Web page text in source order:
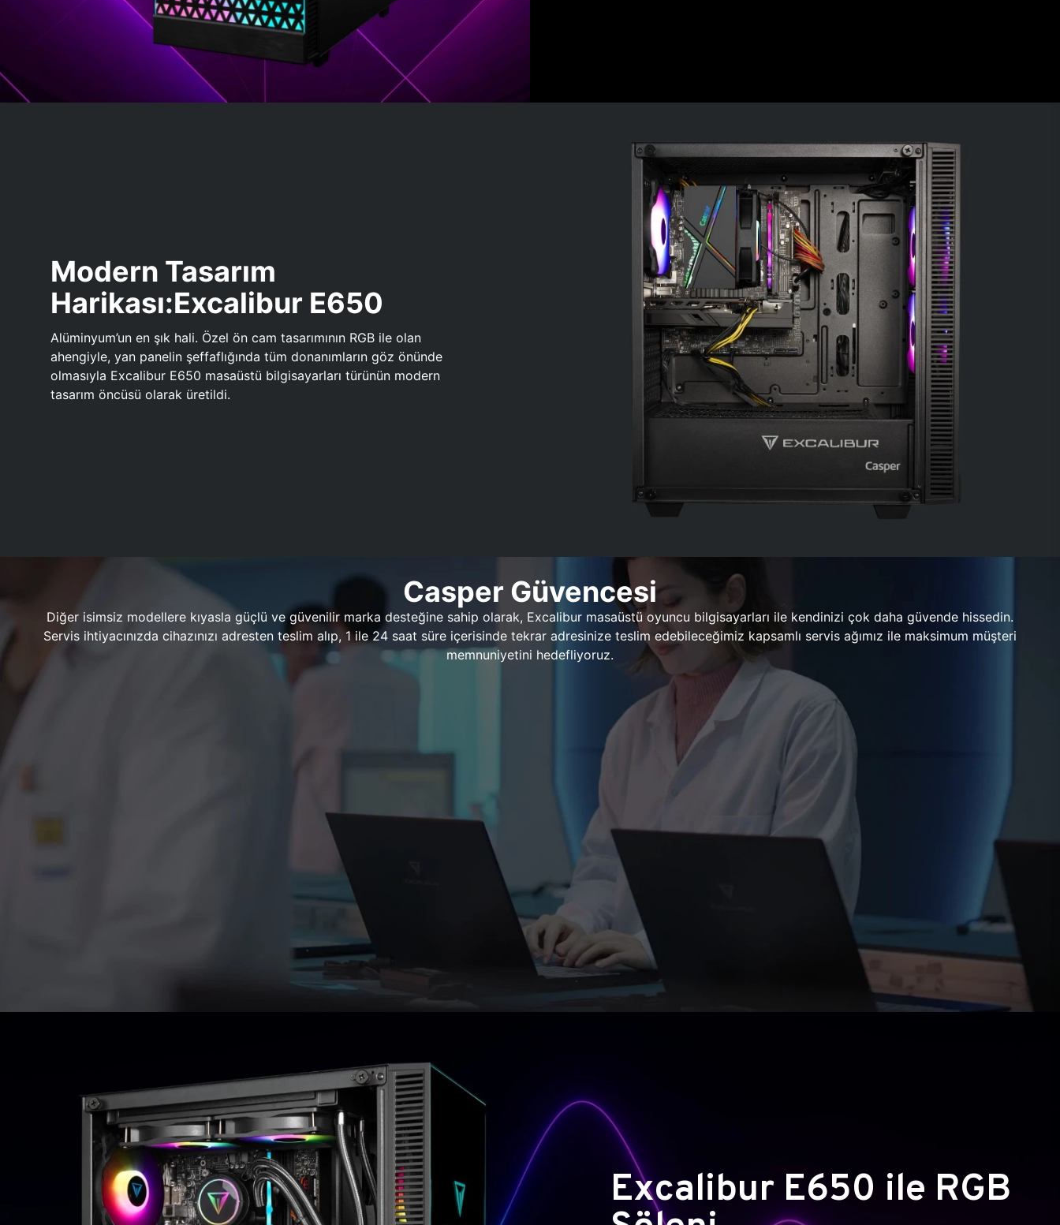
Modern Tasarım
Harikası:Excalibur E650
Alüminyum’un en şık hali. Özel ön cam tasarımının RGB ile olan
ahengiyle, yan panelin şeffaflığında tüm donanımların göz önünde
olmasıyla Excalibur E650 masaüstü bilgisayarları türünün modern
tasarım öncüsü olarak üretildi.
Casper Güvencesi
Diğer isimsiz modellere kıyasla güçlü ve güvenilir marka desteğine sahip olarak, Excalibur masaüstü oyuncu bilgisayarları ile kendinizi çok daha güvende hissedin.
Servis ihtiyacınızda cihazınızı adresten teslim alıp, 1 ile 24 saat süre içerisinde tekrar adresinize teslim edebileceğimiz kapsamlı servis ağımız ile maksimum müşteri
memnuniyetini hedefliyoruz.
Excalibur E650 ile RGB